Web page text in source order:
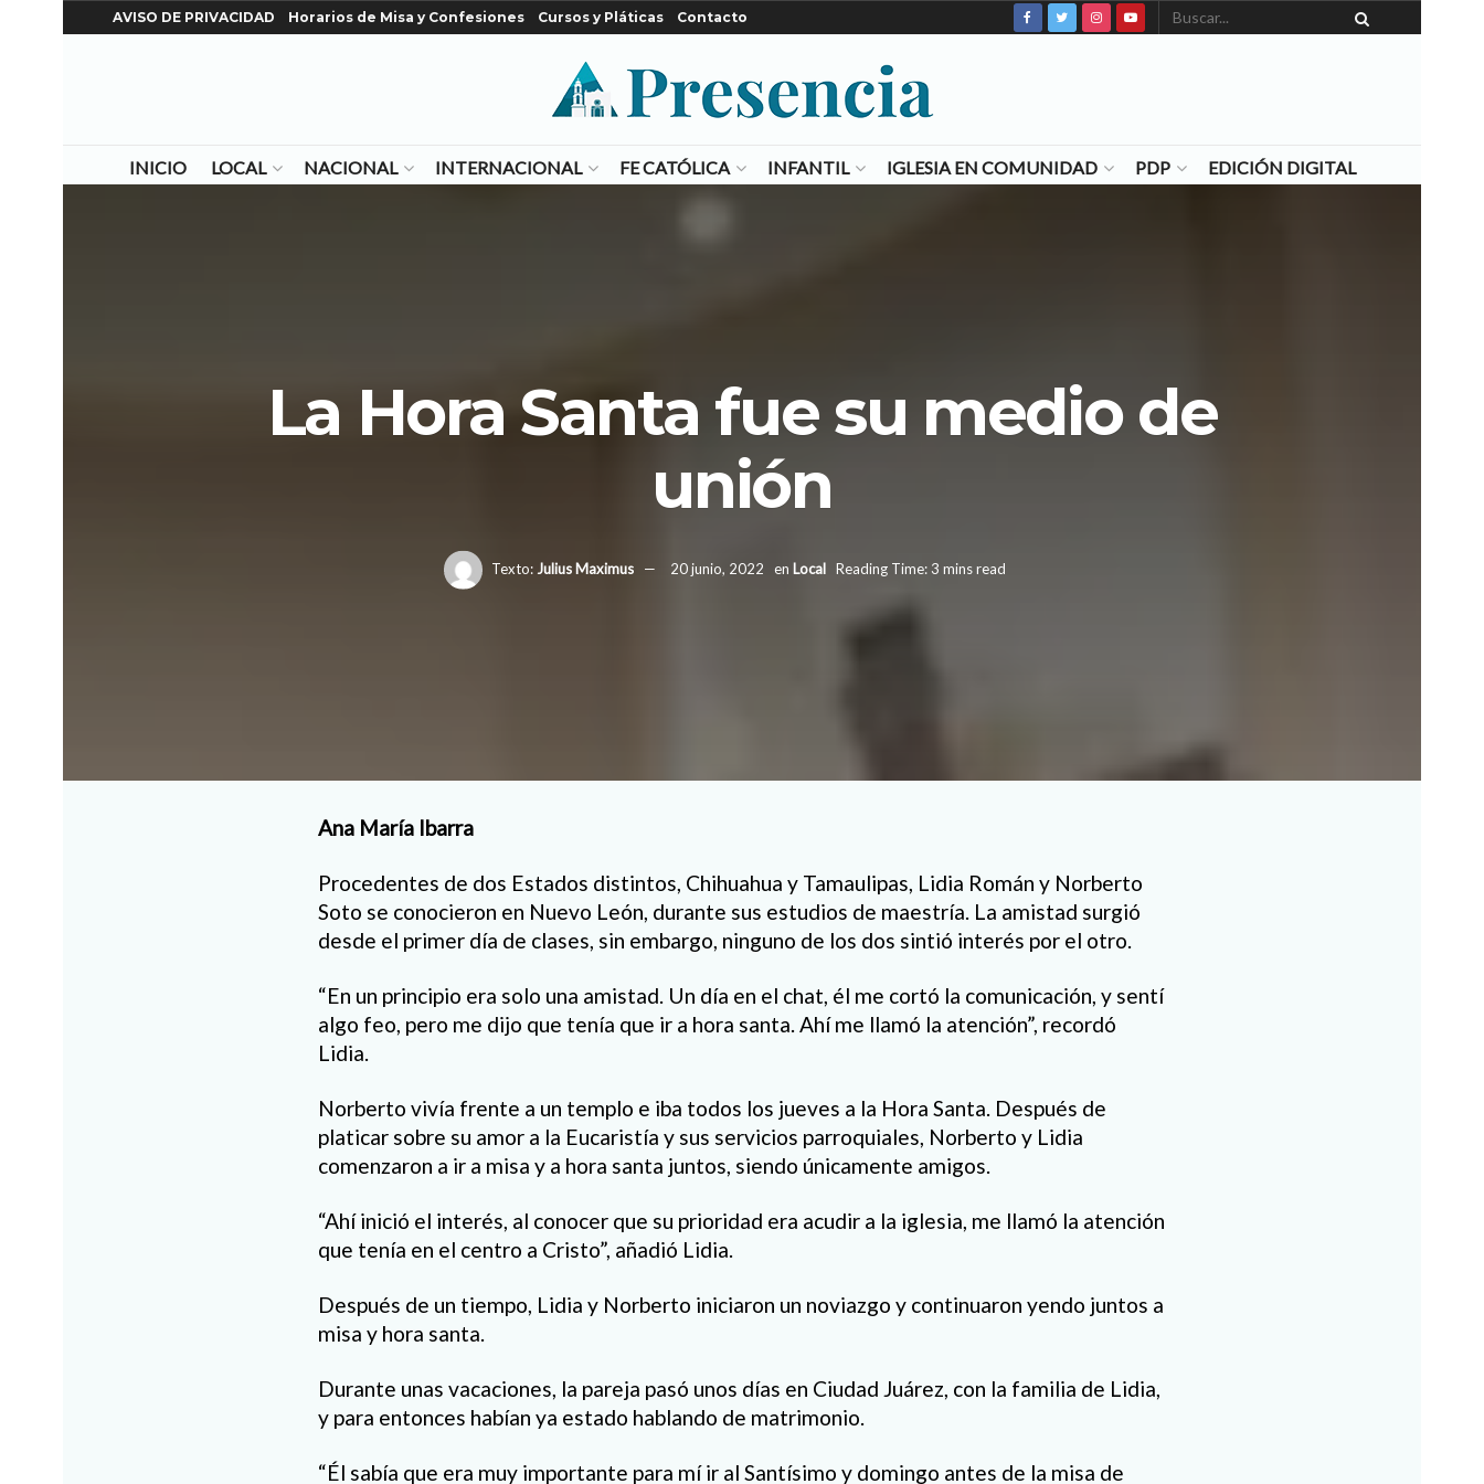
AVISO DE PRIVACIDAD Horarios de Misa y Confesiones Cursos y Pláticas Contacto
INICIO LOCAL NACIONAL INTERNACIONAL FE CATÓLICA INFANTIL IGLESIA EN COMUNIDAD PDP EDICIÓN DIGITAL
La Hora Santa fue su medio de
unión
Texto: Julius Maximus 20 junio, 2022 en Local Reading Time: 3 mins read
Ana María Ibarra
Procedentes de dos Estados distintos, Chihuahua y Tamaulipas, Lidia Román y Norberto
Soto se conocieron en Nuevo León, durante sus estudios de maestría. La amistad surgió
desde el primer día de clases, sin embargo, ninguno de los dos sintió interés por el otro.
“En un principio era solo una amistad. Un día en el chat, él me cortó la comunicación, y sentí
algo feo, pero me dijo que tenía que ir a hora santa. Ahí me llamó la atención”, recordó
Lidia.
Norberto vivía frente a un templo e iba todos los jueves a la Hora Santa. Después de
platicar sobre su amor a la Eucaristía y sus servicios parroquiales, Norberto y Lidia
comenzaron a ir a misa y a hora santa juntos, siendo únicamente amigos.
“Ahí inició el interés, al conocer que su prioridad era acudir a la iglesia, me llamó la atención
que tenía en el centro a Cristo”, añadió Lidia.
Después de un tiempo, Lidia y Norberto iniciaron un noviazgo y continuaron yendo juntos a
misa y hora santa.
Durante unas vacaciones, la pareja pasó unos días en Ciudad Juárez, con la familia de Lidia,
y para entonces habían ya estado hablando de matrimonio.
“Él sabía que era muy importante para mí ir al Santísimo y domingo antes de la misa de